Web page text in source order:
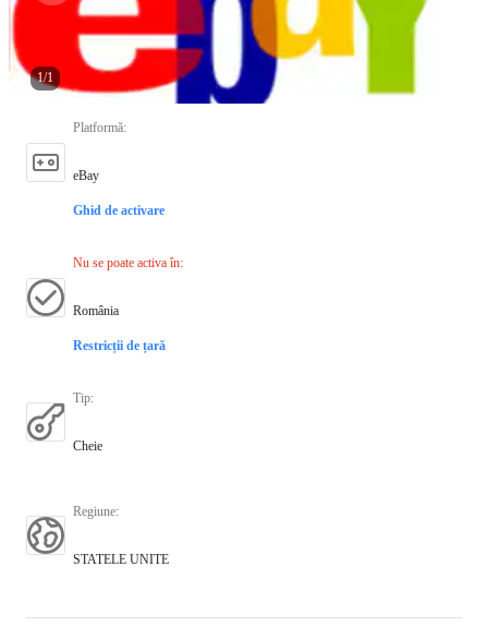
1/1
Platformă:
eBay
Ghid de activare
Nu se poate activa în:
România
Restricții de țară
Tip:
Cheie
Regiune:
STATELE UNITE